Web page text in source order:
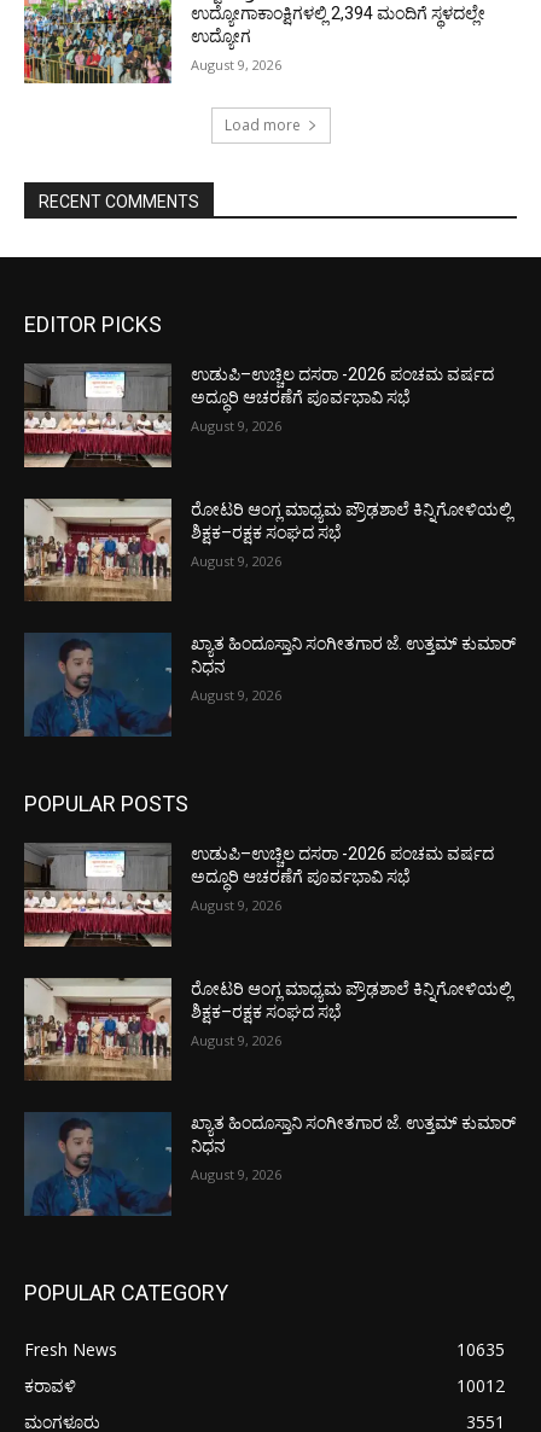
ಉದ್ಯೋಗಾಕಾಂಕ್ಷಿಗಳಲ್ಲಿ 2,394 ಮಂದಿಗೆ ಸ್ಥಳದಲ್ಲೇ
ಉದ್ಯೋಗ
August 9, 2026
Load more
RECENT COMMENTS
EDITOR PICKS
ಉಡುಪಿ–ಉಚ್ಚಿಲ ದಸರಾ -2026 ಪಂಚಮ ವರ್ಷದ
ಅದ್ಧೂರಿ ಆಚರಣೆಗೆ ಪೂರ್ವಭಾವಿ ಸಭೆ
August 9, 2026
ರೋಟರಿ ಆಂಗ್ಲ ಮಾಧ್ಯಮ ಪ್ರೌಢಶಾಲೆ ಕಿನ್ನಿಗೋಳಿಯಲ್ಲಿ
ಶಿಕ್ಷಕ–ರಕ್ಷಕ ಸಂಘದ ಸಭೆ
August 9, 2026
ಖ್ಯಾತ ಹಿಂದೂಸ್ತಾನಿ ಸಂಗೀತಗಾರ ಜೆ. ಉತ್ತಮ್ ಕುಮಾರ್
ನಿಧನ
August 9, 2026
POPULAR POSTS
ಉಡುಪಿ–ಉಚ್ಚಿಲ ದಸರಾ -2026 ಪಂಚಮ ವರ್ಷದ
ಅದ್ಧೂರಿ ಆಚರಣೆಗೆ ಪೂರ್ವಭಾವಿ ಸಭೆ
August 9, 2026
ರೋಟರಿ ಆಂಗ್ಲ ಮಾಧ್ಯಮ ಪ್ರೌಢಶಾಲೆ ಕಿನ್ನಿಗೋಳಿಯಲ್ಲಿ
ಶಿಕ್ಷಕ–ರಕ್ಷಕ ಸಂಘದ ಸಭೆ
August 9, 2026
ಖ್ಯಾತ ಹಿಂದೂಸ್ತಾನಿ ಸಂಗೀತಗಾರ ಜೆ. ಉತ್ತಮ್ ಕುಮಾರ್
ನಿಧನ
August 9, 2026
POPULAR CATEGORY
Fresh News
10635
ಕರಾವಳಿ
10012
ಮಂಗಳೂರು
3551